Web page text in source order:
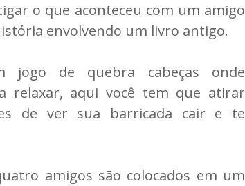
o que aconteceu com um amigo
envolvendo um livro antigo.
de quebra cabeças onde
relaxar, aqui você tem que atirar
de ver sua barricada cair e te
amigos são colocados em um